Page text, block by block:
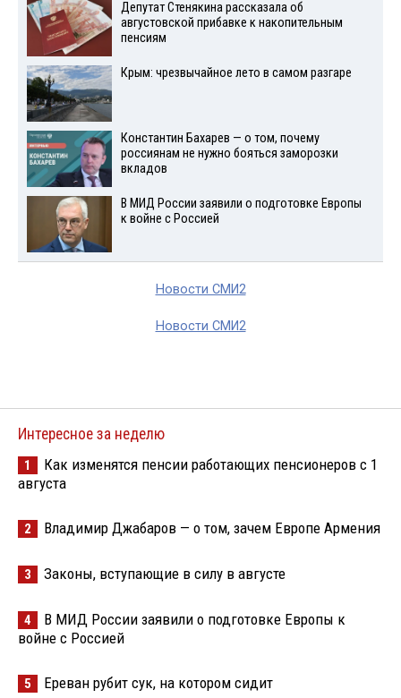
Депутат Стенякина рассказала об
августовской прибавке к накопительным
пенсиям
Крым: чрезвычайное лето в самом разгаре
Константин Бахарев — о том, почему
россиянам не нужно бояться заморозки
вкладов
В МИД России заявили о подготовке Европы
к войне с Россией
Новости СМИ2
Новости СМИ2
Интересное за неделю
1
Как изменятся пенсии работающих пенсионеров с 1
августа
2 Владимир Джабаров — о том, зачем Европе Армения
3 Законы, вступающие в силу в августе
4
В МИД России заявили о подготовке Европы к
войне с Россией
5 Ереван рубит сук, на котором сидит